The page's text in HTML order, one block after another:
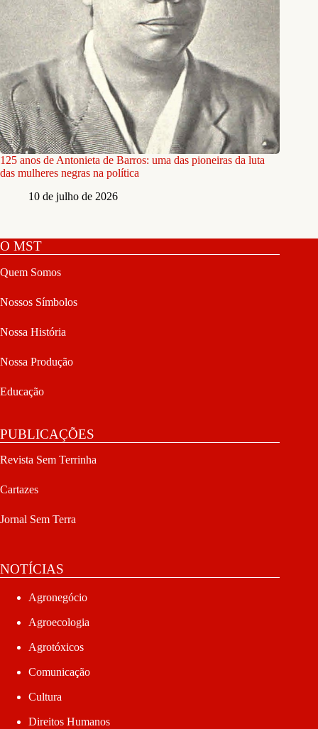
125 anos de Antonieta de Barros: uma das pioneiras da luta
das mulheres negras na política
10 de julho de 2026
O MST
Quem Somos
Nossos Símbolos
Nossa História
Nossa Produção
Educação
PUBLICAÇÕES
Revista Sem Terrinha
Cartazes
Jornal Sem Terra
NOTÍCIAS
Agronegócio
Agroecologia
Agrotóxicos
Comunicação
Cultura
Direitos Humanos